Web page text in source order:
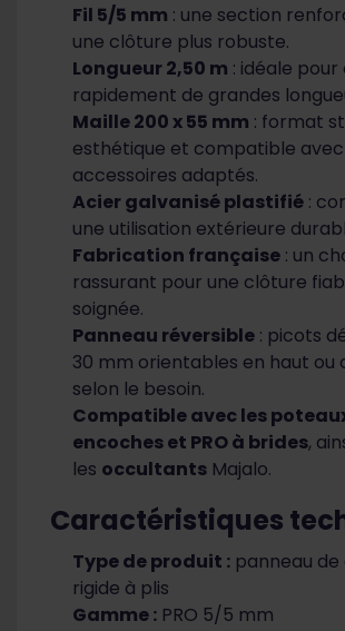
Fil 5/5 mm : une section
une clôture plus robuste.
Longueur 2,50 m : idéale
rapidement de grandes
Maille 200 x 55 mm : format
esthétique et compatible
accessoires adaptés.
Acier galvanisé plastifié :
une utilisation extérieure
Fabrication française : un
rassurant pour une clôture
soignée.
Panneau réversible : picots
30 mm orientables en haut ou
selon le besoin.
Compatible avec les
encocheset PRO à brides,
les occultants Majalo.
Caractéristiques
Type de produit : panneau
rigide à plis
Gamme : PRO 5/5 mm